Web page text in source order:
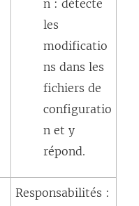
n : détecte
les
modificatio
ns dans les
fichiers de
configuratio
n et y
répond.
Responsabilités :